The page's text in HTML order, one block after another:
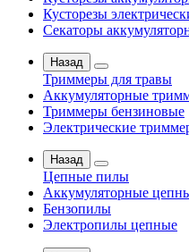
Кусторезы
Секаторы
Назад
Триммеры для травы
Аккумуляторные
Триммеры бензиновые
Электрические
Назад
Цепные пилы
Аккумуляторные
Бензопилы
Электропилы цепные